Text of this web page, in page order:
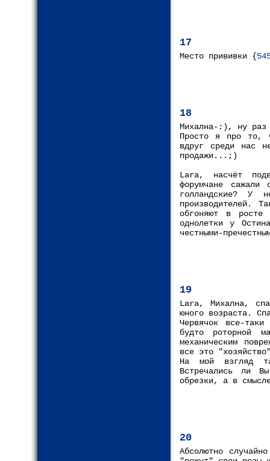
17
Место прививки {
18
Михална-:), ну раз
Просто я про то,
вдруг среди нас
продажи...;)
Lara, насчёт
форумчане
голландские? У
производителей.
обгоняют в
однолетки у
честными-
19
Lara, Михална,
юного возраста.
Червячок все-
будто роторной
механическим
все это
На мой взгляд
Встречались ли
обрезки, а в
20
Абсолютно